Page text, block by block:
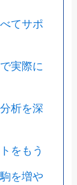
てサポ
実際に
析を深
をもう
を増や